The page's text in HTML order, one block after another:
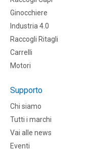
Ginocchiere
Industria 4.0
Raccogli Ritagli
Carrelli
Motori
Supporto
Chi siamo
Tutti i marchi
Vai alle news
Eventi